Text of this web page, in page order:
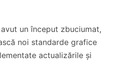
un început zbuciumat,
noi standarde grafice
actualizările și